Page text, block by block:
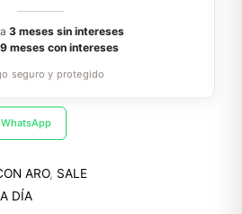
3 meses sin intereses
meses con intereses
seguro y protegido
ARO, SALE
DÍA